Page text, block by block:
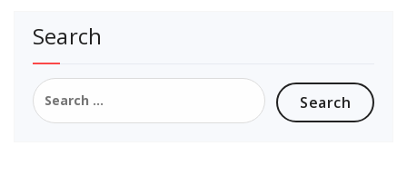
Search
Search
for: